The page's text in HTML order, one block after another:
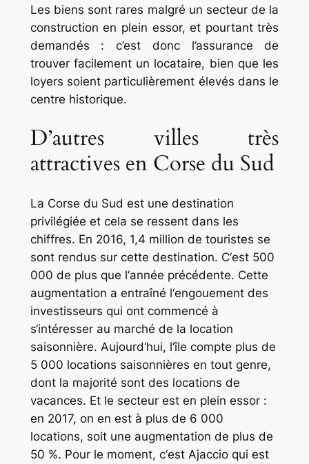
Les biens sont rares malgré un secteur de la
construction en plein essor, et pourtant très
demandés : c’est donc l’assurance de
trouver facilement un locataire, bien que les
loyers soient particulièrement élevés dans le
centre historique.
D’autres villes très
attractives en Corse du Sud
La Corse du Sud est une destination
privilégiée etcela se ressentdans les
chiffres. En 2016, 1,4 million de touristes se
sontrendus surcette destination. C‘est500
000 de plus que l‘année précédente. Cette
augmentation a entraîné l‘engouementdes
investisseurs qui ontcommencé à
s‘intéresserau marché de la location
saisonnière. Aujourd‘hui, l‘île compte plus de
5000 locations saisonnières en toutgenre,
dontla majorité sontdes locations de
vacances. Etle secteuresten plein essor:
en 2017, on en està plus de 6 000
locations, soitune augmentation de plus de
50 %. Pourle moment, c‘estAjaccioqui est